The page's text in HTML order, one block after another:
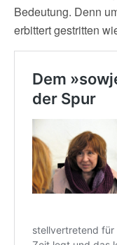
Bedeutung. Denn
erbittert gestritten